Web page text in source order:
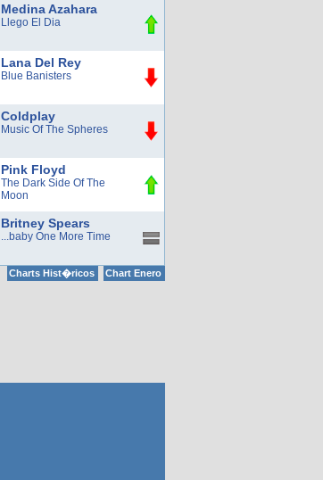
Medina Azahara
Llego El Dia
Lana Del Rey
Blue Banisters
Coldplay
Music Of The Spheres
Pink Floyd
The Dark Side Of The
Moon
Britney Spears
...baby One More Time
Charts Hist�ricos Chart Enero